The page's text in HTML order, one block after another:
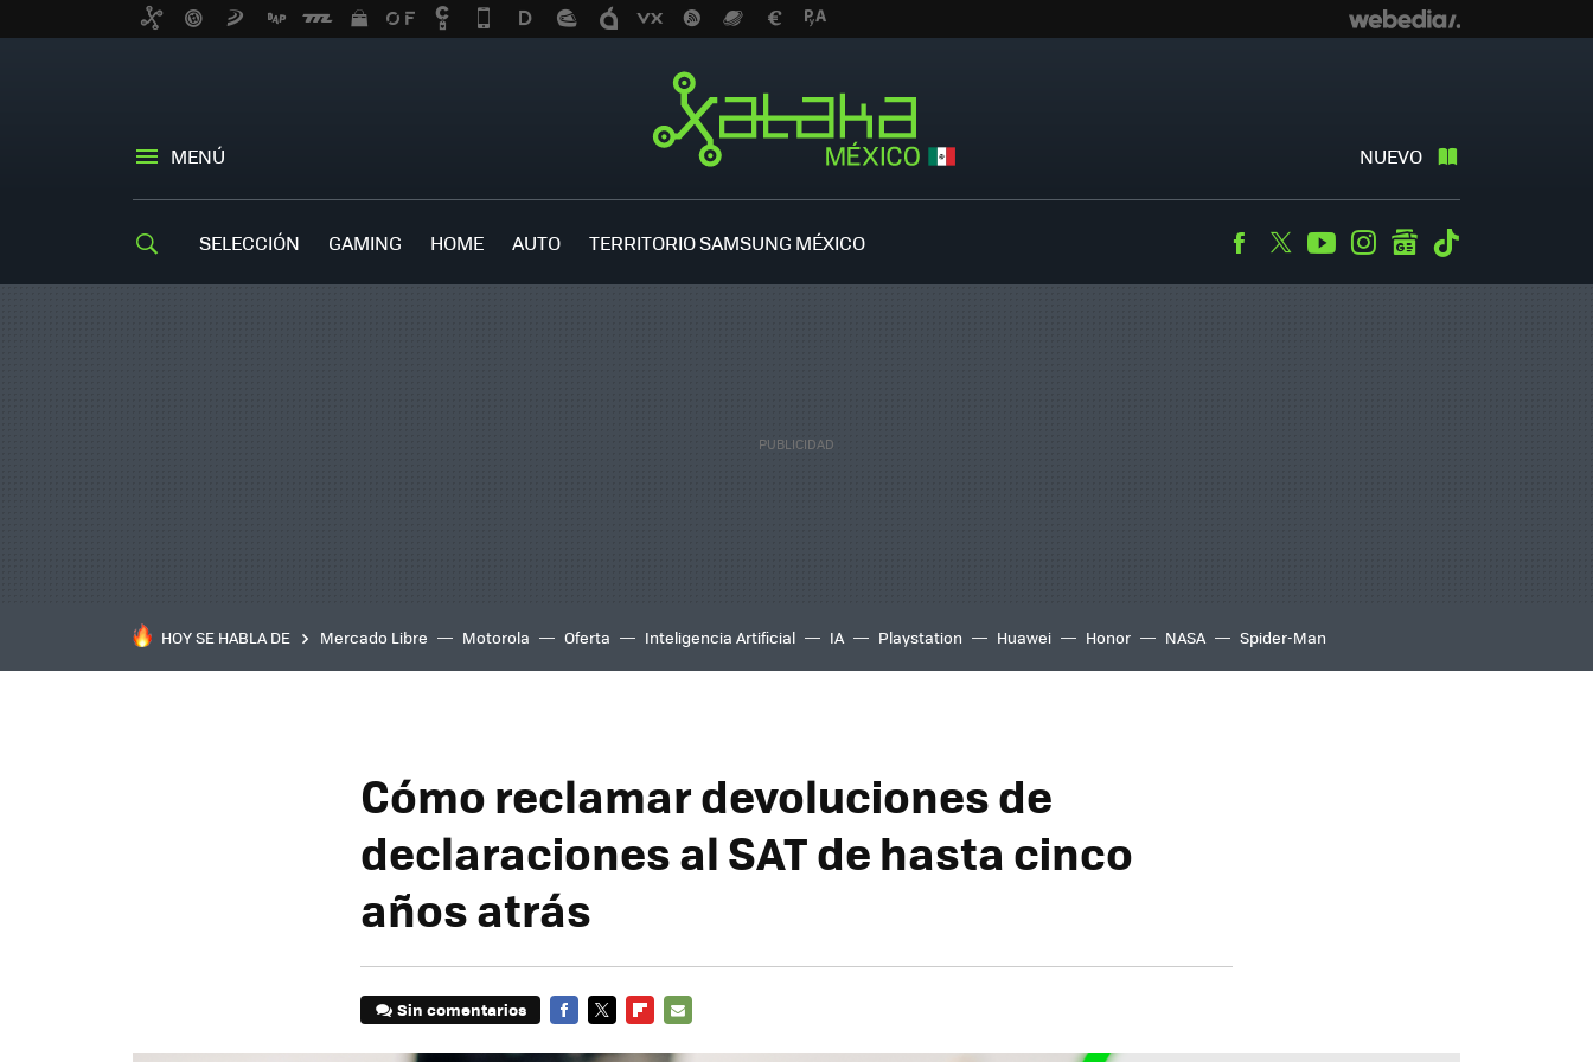
MENÚ NUEVO
SELECCIÓN GAMING HOME AUTO TERRITORIO SAMSUNG MÉXICO Facebook
TwitterYoutubeInstagramgooglenews
HOY SE HABLA DE Mercado Libre Motorola Oferta Inteligencia Artificial IA Playstation Huawei Honor NASA Spider-Man
Cómo reclamar devoluciones de
declaraciones al SAT de hasta cinco
años atrás
Sin comentarios